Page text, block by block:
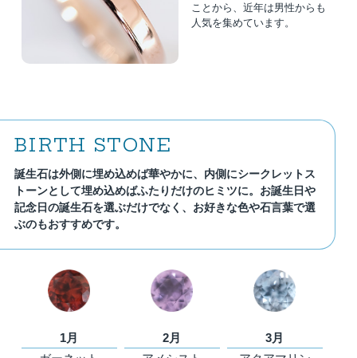
ことから、近年は男性からも
人気を集めています。
BIRTH STONE
誕生石は外側に埋め込めば華やかに、内側にシークレットス
トーンとして埋め込めばふたりだけのヒミツに。お誕生日や
記念日の誕生石を選ぶだけでなく、お好きな色や石言葉で選
ぶのもおすすめです。
1月
2月
3月